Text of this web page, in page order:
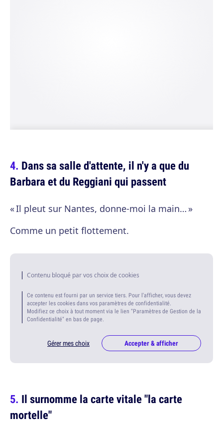
Dans sa salle d'attente, il n'y a que du
Barbara et du Reggiani qui passent
« Il pleut sur Nantes, donne-moi la main… »
Comme un petit flottement.
Contenu bloqué par vos choix de cookies
Ce contenu est fourni par un service tiers. Pour l'afficher, vous devez
accepter les cookies dans vos paramètres de confidentialité.
Modifiez ce choix à tout moment via le lien "Paramètres de Gestion de la
Confidentialité" en bas de page.
Gérer mes choix Accepter & afficher
Il surnomme la carte vitale "la carte
mortelle"